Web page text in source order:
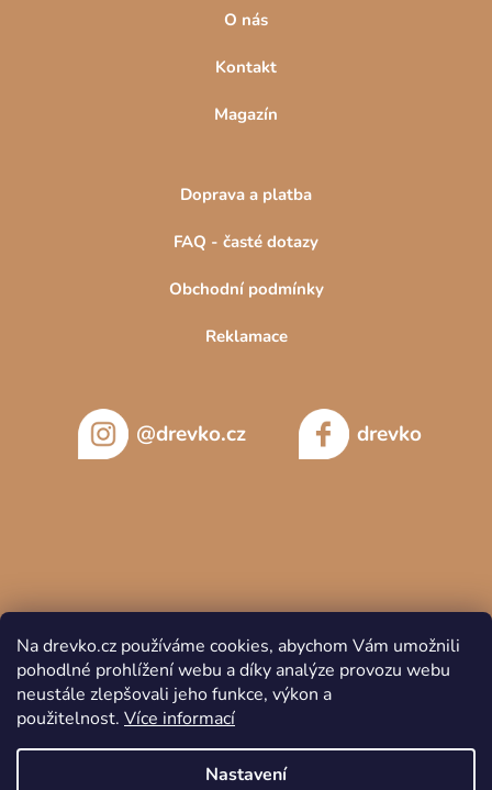
Na drevko.cz používáme cookies, abychom Vám umožnili
pohodlné prohlížení webu a díky analýze provozu webu
neustále zlepšovali jeho funkce, výkon a
použitelnost. Více informací
Nastavení
O nás
Kontakt
Magazín
Doprava a platba
FAQ - časté dotazy
Obchodní podmínky
Reklamace
@drevko.cz drevko